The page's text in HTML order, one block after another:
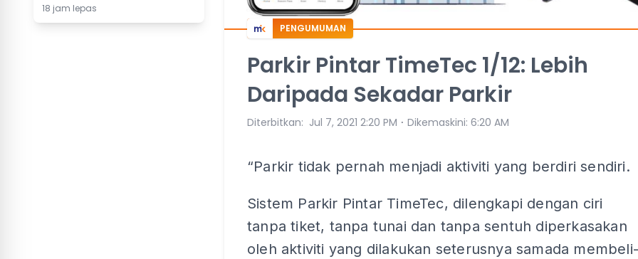
18 jam lepas
PENGUMUMAN
Parkir Pintar TimeTec 1/12: Lebih
Daripada Sekadar Parkir
Diterbitkan: Jul 7, 2021 2:20 PM ⋅ Dikemaskini: 6:20 AM
“Parkir tidak pernah menjadi aktiviti yang berdiri sendiri.
Sistem Parkir Pintar TimeTec, dilengkapi dengan ciri
tanpa tiket, tanpa tunai dan tanpa sentuh diperkasakan
oleh aktiviti yang dilakukan seterusnya samada